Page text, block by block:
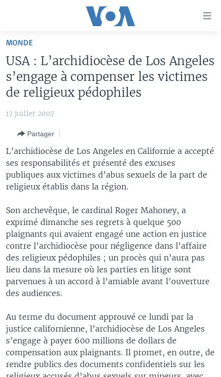
Retour
navigation
principale
Retour
recherche
ÉTATS-UNIS
TV
LE MONDE AUJOURD'HUI
FOCUS SAHEL
REPORTAGES
VOUS + NOUS
CARNET DE SANTÉ
RADIO
LE MONDE AU FÉMININ
L'AMÉRIQUE ET VOUS
DIALOGUE DES RELIGIONS
RM SHOW
SANGO
Apprenez L'anglais
Langues
MONDE
USA : L’archidiocèse de Los Angeles
s’engage à compenser les victimes
de religieux pédophiles
17 juillet 2007
Partager
L’archidiocèse de Los Angeles en Californie a accepté
ses responsabilités et présenté des excuses
publiques aux victimes d’abus sexuels de la part de
religieux établis dans la région.
Son archevêque, le cardinal Roger Mahoney, a
exprimé dimanche ses regrets à quelque 500
plaignants qui avaient engagé une action en justice
contre l’archidiocèse pour négligence dans l’affaire
des religieux pédophiles ; un procès qui n’aura pas
lieu dans la mesure où les parties en litige sont
parvenues à un accord à l’amiable avant l’ouverture
des audiences.
Au terme du document approuvé ce lundi par la
justice californienne, l’archidiocèse de Los Angeles
s’engage à payer 600 millions de dollars de
compensation aux plaignants. Il promet, en outre, de
rendre publics des documents confidentiels sur les